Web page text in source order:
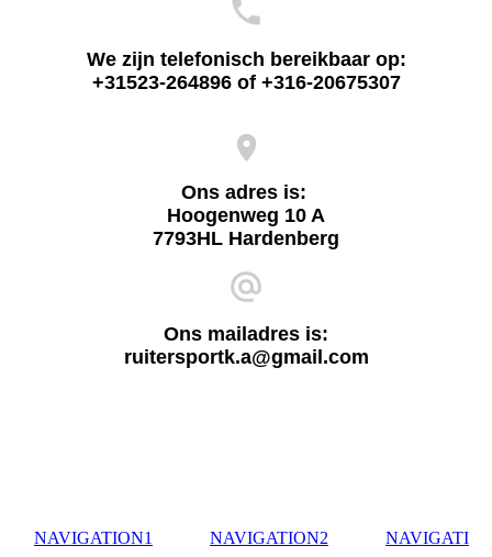
We zijn telefonisch bereikbaar op:
+31523-264896 of +316-20675307
Ons adres is:
Hoogenweg 10 A
7793HL Hardenberg
Ons mailadres is:
ruitersportk.a@gmail.com
NAVIGATION1 NAVIGATION2 NAVIGATI